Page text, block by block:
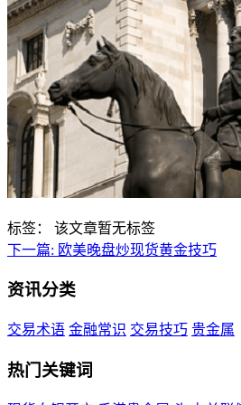
标签：
该文章暂无标签
下一篇: 欧美晚盘炒现货黄金技巧
资讯分类
交易术语 金融常识 交易技巧 贵金属
热门关键词